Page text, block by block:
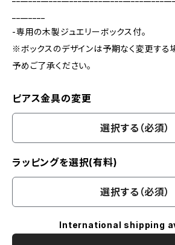
-専用の木製ジュエリーボックス付。
※ボックスのデザインは予期なく変更する
予めご了承ください。
ピアス金具の変更
選択する（必須）
ラッピングを選択(有料)
選択する（必須）
International shipping